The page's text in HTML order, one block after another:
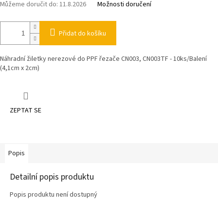
Můžeme doručit do: 11.8.2026 Možnosti doručení
Přidat do košíku
Náhradní žiletky nerezové do PPF řezače CN003, CN003TF - 10ks/Balení
(4,1cm x 2cm)
ZEPTAT SE
Popis
Detailní popis produktu
Popis produktu není dostupný